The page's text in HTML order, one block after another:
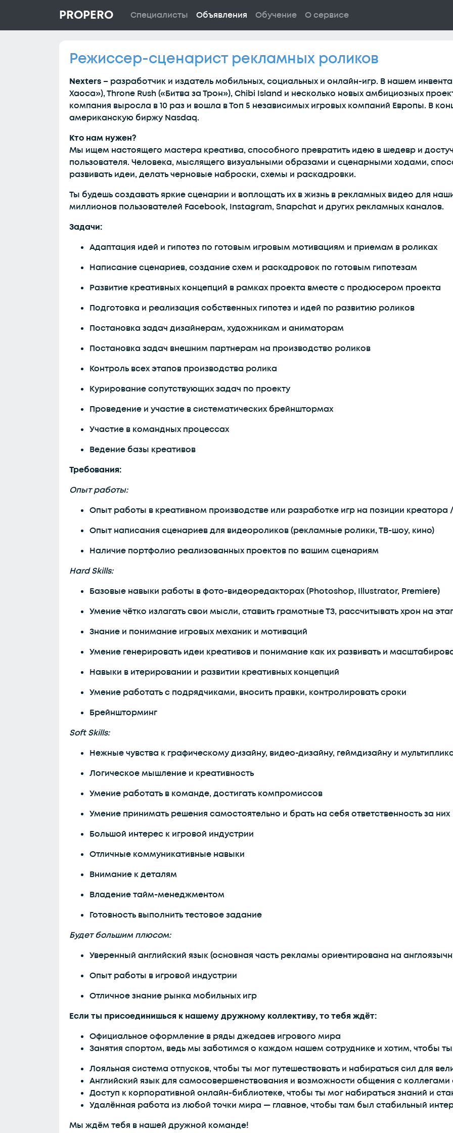
PROPERO Специалисты Объявления Обучение О сервисе
Режиссер-сценарист рекламных роликов
Nexters – разработчик и издатель мобильных, социальных и онлайн-игр. В нашем
Хаоса»), Throne Rush («Битва за Трон»), Chibi Island и несколько новых амбициозных
компания выросла в 10 раз и вошла в Топ 5 независимых игровых компаний Европы. В
американскую биржу Nasdaq.
Кто нам нужен?
Мы ищем настоящего мастера креатива, способного превратить идею в шедевр и
пользователя. Человека, мыслящего визуальными образами и сценарными ходами,
развивать идеи, делать черновые наброски, схемы и раскадровки.
Ты будешь создавать яркие сценарии и воплощать их в жизнь в рекламных видео для
миллионов пользователей Facebook, Instagram, Snapchat и других рекламных каналов.
Задачи:
Адаптация идей и гипотез по готовым игровым мотивациям и приемам в роликах
Написание сценариев, создание схем и раскадровок по готовым гипотезам
Развитие креативных концепций в рамках проекта вместе с продюсером проекта
Подготовка и реализация собственных гипотез и идей по развитию роликов
Постановка задач дизайнерам, художникам и аниматорам
Постановка задач внешним партнерам на производство роликов
Контроль всех этапов производства ролика
Курирование сопутствующих задач по проекту
Проведение и участие в систематических брейнштормах
Участие в командных процессах
Ведение базы креативов
Требования:
Опыт работы:
Опыт работы в креативном производстве или разработке игр на позиции креатора
Опыт написания сценариев для видеороликов (рекламные ролики, ТВ-шоу, кино)
Наличие портфолио реализованных проектов по вашим сценариям
Hard Skills:
Базовые навыки работы в фото-видеоредакторах (Photoshop, Illustrator, Premiere)
Умение чётко излагать свои мысли, ставить грамотные ТЗ, рассчитывать хрон на
Знание и понимание игровых механик и мотиваций
Умение генерировать идеи креативов и понимание как их развивать и
Навыки в итерировании и развитии креативных концепций
Умение работать с подрядчиками, вносить правки, контролировать сроки
Брейншторминг
Soft Skills:
Нежные чувства к графическому дизайну, видео-дизайну, геймдизайну и
Логическое мышление и креативность
Умение работать в команде, достигать компромиссов
Умение принимать решения самостоятельно и брать на себя ответственность за них
Большой интерес к игровой индустрии
Отличные коммуникативные навыки
Внимание к деталям
Владение тайм-менеджментом
Готовность выполнить тестовое задание
Будет большим плюсом:
Уверенный английский язык (основная часть рекламы ориентирована на
Опыт работы в игровой индустрии
Отличное знание рынка мобильных игр
Если ты присоединишься к нашему дружному коллективу, то тебя ждёт:
Официальное оформление в ряды джедаев игрового мира
Занятия спортом, ведь мы заботимся о каждом нашем сотруднике и хотим, чтобы
Лояльная система отпусков, чтобы ты мог путешествовать и набираться сил для
Английский язык для самосовершенствования и возможности общения с
Доступ к корпоративной онлайн-библиотеке, чтобы ты мог набираться знаний и
Удалённая работа из любой точки мира — главное, чтобы там был стабильный
Мы ждём тебя в нашей дружной команде!